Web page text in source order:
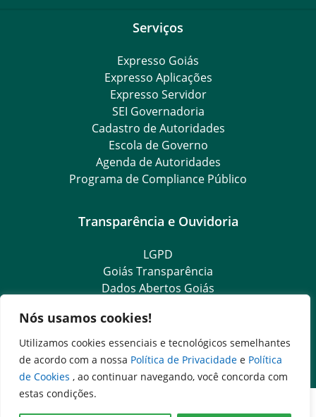
Nós usamos cookies!
Utilizamos cookies essenciais e tecnológicos semelhantes
de acordo com a nossa Política de Privacidade e Política
de Cookies , ao continuar navegando, você concorda com
estas condições.
Serviços
Expresso Goiás
Expresso Aplicações
Expresso Servidor
SEI Governadoria
Cadastro de Autoridades
Escola de Governo
Agenda de Autoridades
Programa de Compliance Público
Transparência e Ouvidoria
LGPD
Goiás Transparência
Dados Abertos Goiás
e-SIC – Serviço Eletrônico de Informação ao Cidadão
Ouvidoria Setorial (Expresso)
Ouvidoria Setorial (Presencial)